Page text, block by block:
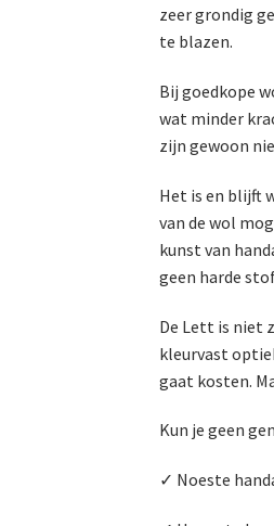
zeer grondig
te blazen.
Bij goedkope
wat minder
zijn gewoon
Het is en blijft
van de wol
kunst van
geen harde
De Lett is niet
kleurvast
gaat kosten.
Kun je geen
✓ Noeste